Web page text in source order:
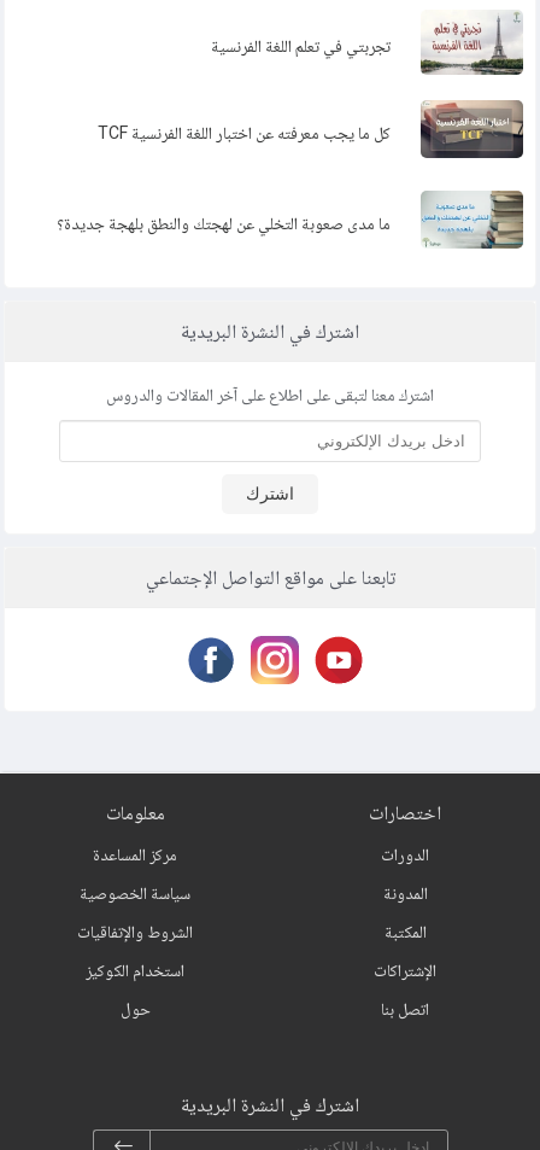
تجربتي في تعلم اللغة الفرنسية
كل ما يجب معرفته عن اختبار اللغة الفرنسية TCF
ما مدى صعوبة التخلي عن لهجتك والنطق بلهجة جديدة؟
اشترك في النشرة البريدية
اشترك معنا لتبقى على اطلاع على آخر المقالات والدروس
اشترك
تابعنا على مواقع التواصل الإجتماعي
اختصارات
الدورات
المدونة
المكتبة
الإشتراكات
اتصل بنا
معلومات
مركز المساعدة
سياسة الخصوصية
الشروط والإتفاقيات
استخدام الكوكيز
حول
اشترك في النشرة البريدية